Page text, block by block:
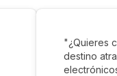
"¿Quieres
destino